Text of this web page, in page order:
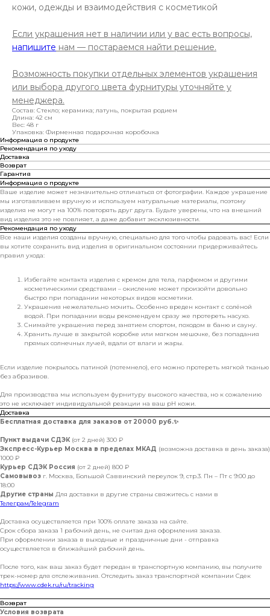
кожи, одежды и взаимодействия с косметикой
Если украшения нет в наличии или у вас есть вопросы,
напишите нам — постараемся найти решение.
Возможность покупки отдельных элементов украшения
или выбора другого цвета фурнитуры уточняйте у
менеджера.
Состав: Стекло; керамика; латунь, покрытая родием
Длина: 42 см
Вес: 48 г
Упаковка: Фирменная подарочная коробочка
Информация о продукте
Рекомендация по уходу
Доставка
Возврат
Гарантия
Информация о продукте
Ваше изделие может незначительно отличаться от фотографии. Каждое украшение
мы изготавливаем вручную и используем натуральные материалы, поэтому
изделия не могут на 100% повторять друг друга. Будьте уверены, что на внешний
вид изделия это не повлияет, а даже добавит эксклюзивности.
Рекомендация по уходу
Все наши изделия созданы вручную, специально для того чтобы радовать вас! Если
вы хотите сохранить вид изделия в оригинальном состоянии придерживайтесь
правил ухода:
Избегайте контакта изделия с кремом для тела, парфюмом и другими
косметическими средствами – окисление может произойти довольно
быстро при попадании некоторых видов косметики.
Украшения нежелательно мочить. Особенно вреден контакт с солёной
водой. При попадании воды рекомендуем сразу же протереть насухо.
Снимайте украшения перед занятием спортом, походом в баню и сауну.
Хранить лучше в закрытой коробке или мягком мешочке, без попадания
прямых солнечных лучей, вдали от влаги и жары.
Если изделие покрылось патиной (потемнело), его можно протереть мягкой тканью
без абразивов.
Для производства мы используем фурнитуру высокого качества, но к сожалению
это не исключает индивидуальной реакции на ваш pH кожи.
Доставка
Бесплатная доставка для заказов от 20000 руб.✨
Пункт выдачи СДЭК (от 2 дней) 300 ₽
Экспресс-Курьер Москва в пределах МКАД (возможна доставка в день заказа)
1000 ₽
Курьер СДЭК Россия (от 2 дней) 800 ₽
Самовывоз г. Москва, Большой Саввинский переулок 9, стр.3. Пн – Пт с 9:00 до
18:00
Другие страны Для доставки в другие страны свяжитесь с нами в
Телеграм/Telegram
Доставка осуществляется при 100% оплате заказа на сайте.
Срок сбора заказа 1 рабочий день, не считая дня оформления заказа.
При оформлении заказа в выходные и праздничные дни - отправка
осуществляется в ближайший рабочий день.
После того, как ваш заказ будет передан в транспортную компанию, вы получите
трек-номер для отслеживания. Отследить заказ транспортной компании Сдек
https://www.cdek.ru/ru/tracking
Возврат
Условия возврата